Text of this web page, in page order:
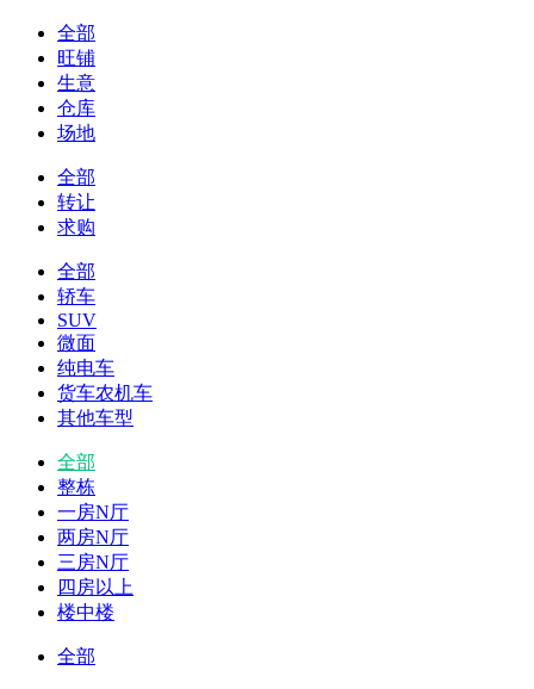
全部
旺铺
生意
仓库
场地
全部
转让
求购
全部
轿车
SUV
微面
纯电车
货车农机车
其他车型
全部
整栋
一房N厅
两房N厅
三房N厅
四房以上
楼中楼
全部